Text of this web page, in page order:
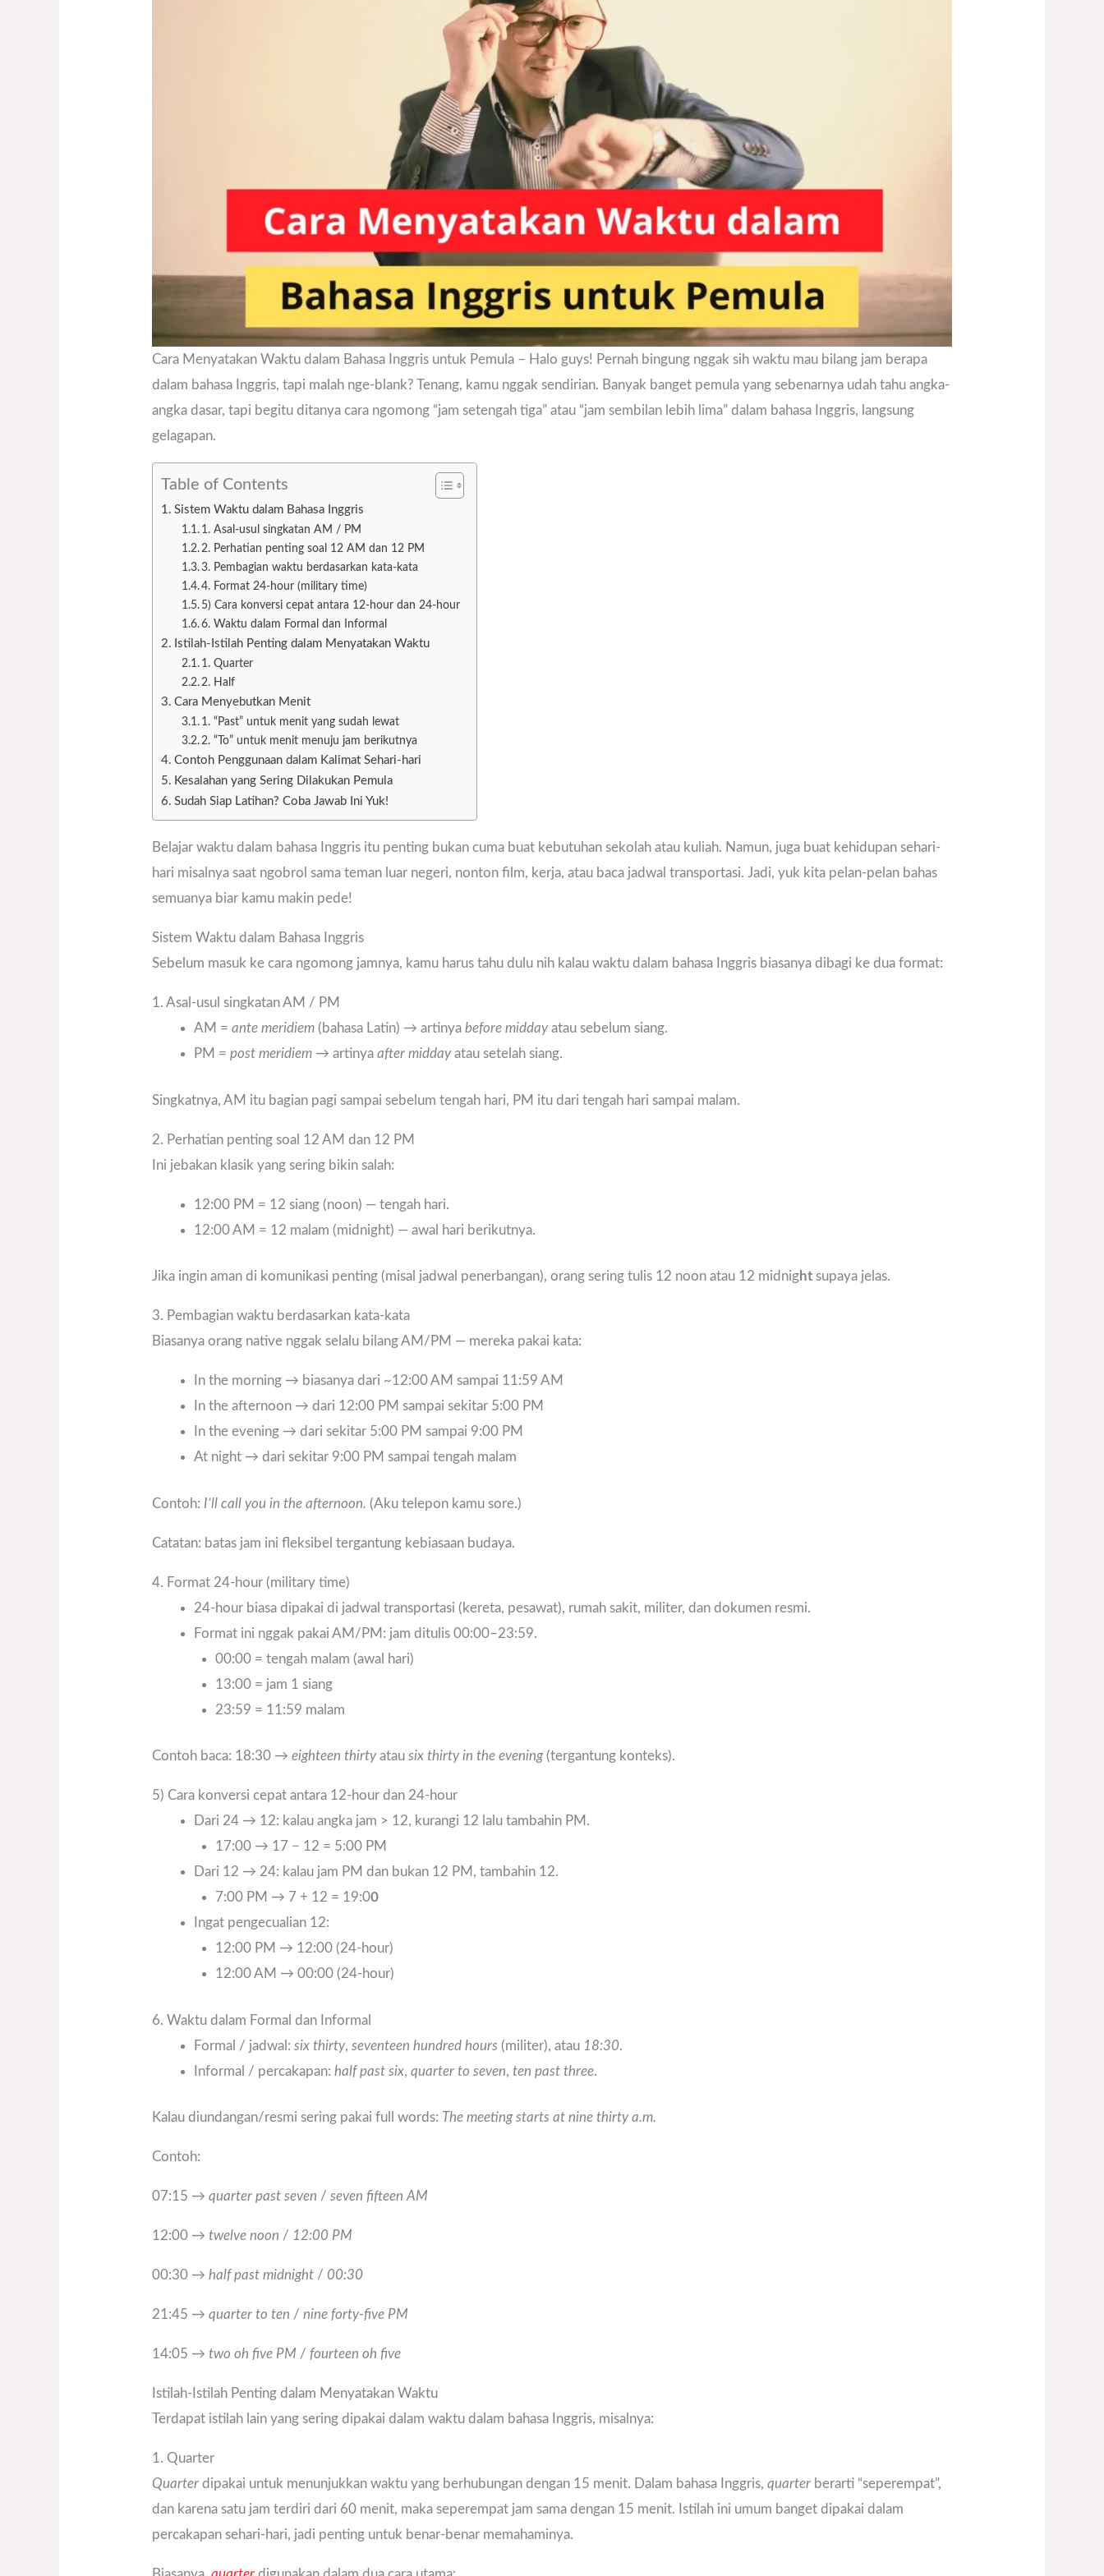
Cara Menyatakan Waktu dalam Bahasa Inggris untuk Pemula – Halo guys! Pernah bingung nggak sih waktu mau bilang jam berapa
dalam bahasa Inggris, tapi malah nge-blank? Tenang, kamu nggak sendirian. Banyak banget pemula yang sebenarnya udah tahu angka-
angka dasar, tapi begitu ditanya cara ngomong “jam setengah tiga” atau “jam sembilan lebih lima” dalam bahasa Inggris, langsung
gelagapan.
Table of Contents
Sistem Waktu dalam Bahasa Inggris
1. Asal-usul singkatan AM / PM
2. Perhatian penting soal 12 AM dan 12 PM
3. Pembagian waktu berdasarkan kata-kata
4. Format 24-hour (military time)
5) Cara konversi cepat antara 12-hour dan 24-hour
6. Waktu dalam Formal dan Informal
Istilah-Istilah Penting dalam Menyatakan Waktu
1. Quarter
2. Half
Cara Menyebutkan Menit
1. “Past” untuk menit yang sudah lewat
2. “To” untuk menit menuju jam berikutnya
Contoh Penggunaan dalam Kalimat Sehari-hari
Kesalahan yang Sering Dilakukan Pemula
Sudah Siap Latihan? Coba Jawab Ini Yuk!
Belajar waktu dalam bahasa Inggris itu penting bukan cuma buat kebutuhan sekolah atau kuliah. Namun, juga buat kehidupan sehari-
hari misalnya saat ngobrol sama teman luar negeri, nonton film, kerja, atau baca jadwal transportasi. Jadi, yuk kita pelan-pelan bahas
semuanya biar kamu makin pede!
Sistem Waktu dalam Bahasa Inggris
Sebelum masuk ke cara ngomong jamnya, kamu harus tahu dulu nih kalau waktu dalam bahasa Inggris biasanya dibagi ke dua format:
1. Asal-usul singkatan AM / PM
AM =ante meridiem (bahasa Latin) → artinyabefore middayatau sebelum siang.
PM =post meridiem → artinyaafter middayatau setelah siang.
Singkatnya, AM itu bagian pagi sampai sebelum tengah hari, PM itu dari tengah hari sampai malam.
2. Perhatian penting soal 12 AM dan 12 PM
Ini jebakan klasik yang sering bikin salah:
12:00 PM = 12 siang (noon) — tengah hari.
12:00 AM = 12 malam (midnight) — awal hari berikutnya.
Jika ingin aman di komunikasi penting (misal jadwal penerbangan), orang sering tulis 12 noon atau 12 midnight supaya jelas.
3. Pembagian waktu berdasarkan kata-kata
Biasanya orang native nggak selalu bilang AM/PM — mereka pakai kata:
In the morning → biasanya dari ~12:00 AM sampai 11:59 AM
In the afternoon → dari 12:00 PM sampai sekitar 5:00 PM
In the evening → dari sekitar 5:00 PM sampai 9:00 PM
At night → dari sekitar 9:00 PM sampai tengah malam
Contoh: I’ll call you in the afternoon. (Aku telepon kamu sore.)
Catatan: batas jam ini fleksibel tergantung kebiasaan budaya.
4. Format 24-hour (military time)
24-hour biasa dipakai di jadwal transportasi (kereta, pesawat), rumah sakit, militer, dan dokumen resmi.
Format ini nggak pakai AM/PM: jam ditulis 00:00–23:59.
00:00 = tengah malam (awal hari)
13:00 = jam 1 siang
23:59 = 11:59 malam
Contoh baca: 18:30 →eighteen thirtyatausix thirty in the evening(tergantung konteks).
5) Cara konversi cepat antara 12-hour dan 24-hour
Dari 24 → 12: kalau angka jam > 12, kurangi 12 lalu tambahin PM.
17:00 → 17 − 12 = 5:00 PM
Dari 12 → 24: kalau jam PM dan bukan 12 PM, tambahin 12.
7:00 PM → 7 + 12 = 19:00
Ingat pengecualian 12:
12:00 PM → 12:00 (24-hour)
12:00 AM → 00:00 (24-hour)
6. Waktu dalam Formal dan Informal
Formal / jadwal:six thirty,seventeen hundred hours (militer), atau 18:30.
Informal / percakapan:half past six,quarter to seven,ten past three.
Kalau diundangan/resmi sering pakai full words: The meeting starts at nine thirty a.m.
Contoh:
07:15 →quarter past seven /seven fifteen AM
12:00 →twelve noon / 12:00 PM
00:30 →half past midnight / 00:30
21:45 →quarter to ten /nine forty-five PM
14:05 →two oh five PM /fourteen oh five
Istilah-Istilah Penting dalam Menyatakan Waktu
Terdapat istilah lain yang sering dipakai dalam waktu dalam bahasa Inggris, misalnya:
1. Quarter
Quarterdipakai untuk menunjukkan waktu yang berhubungan dengan 15 menit. Dalam bahasa Inggris,quarter berarti “seperempat”,
dan karena satu jam terdiri dari 60 menit, maka seperempat jam sama dengan 15 menit. Istilah ini umum banget dipakai dalam
percakapan sehari-hari, jadi penting untuk benar-benar memahaminya.